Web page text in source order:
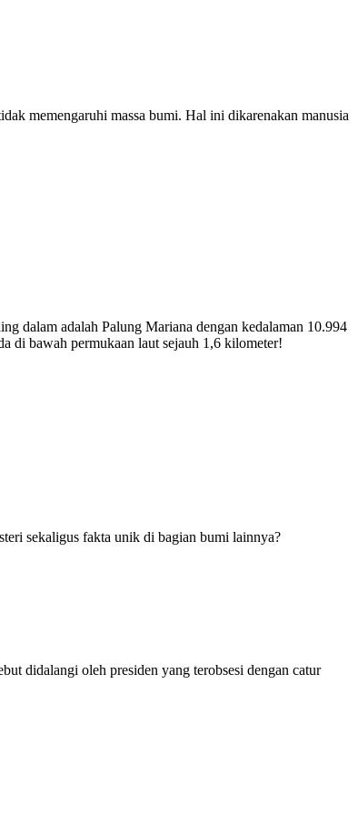
memengaruhi massa bumi. Hal ini dikarenakan manusia
dalam adalah Palung Mariana dengan kedalaman 10.994
di bawah permukaan laut sejauh 1,6 kilometer!
sekaligus fakta unik di bagian bumi lainnya?
didalangi oleh presiden yang terobsesi dengan catur